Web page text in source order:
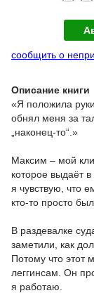
сообщить о
Описание книги
«Я положила
обнял меня за
„наконец-то“.»
Максим – мой
которое выдаёт
я чувствую, что
кто-то просто
В раздевалке
заметили, как
Потому что этот
леггинсам. Он
я работаю.